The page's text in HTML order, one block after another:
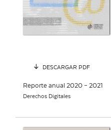
DESCARGAR PDF
Reporte anual 2020 – 2021
Derechos Digitales